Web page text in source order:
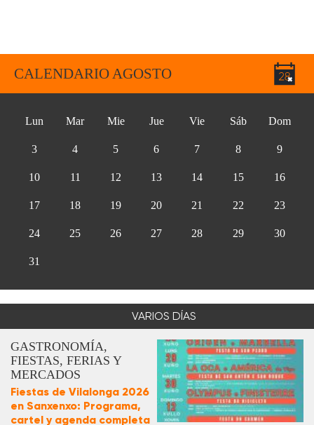
CALENDARIO AGOSTO
Lun Mar Mie Jue Vie Sáb Dom
3 4 5 6 7 8 9
10 11 12 13 14 15 16
17 18 19 20 21 22 23
24 25 26 27 28 29 30
31
VARIOS DÍAS
GASTRONOMÍA,
FIESTAS, FERIAS Y
MERCADOS
Fiestas de Vilalonga 2026
en Sanxenxo: Programa,
cartel y agenda completa